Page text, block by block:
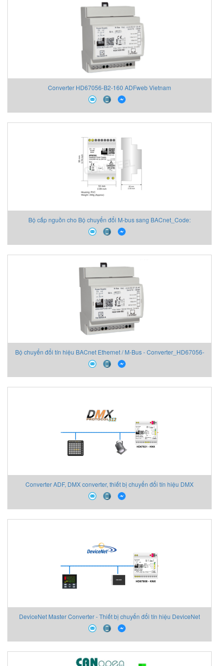
Converter HD67056-B2-160 ADFweb Vietnam
Bộ cấp nguồn cho Bộ chuyển đổi M-bus sang BACnet_Code:
APW020_Power Supply for M-Bus Master device, up to 20 Slaves
powered
Bộ chuyển đổi tín hiệu BACnet Ethernet / M-Bus - Converter_HD67056-
B2-160
Converter ADF, DMX converter, thiết bị chuyển đổi tín hiệu DMX
DeviceNet Master Converter - Thiết bị chuyển đổi tín hiệu DeviceNet